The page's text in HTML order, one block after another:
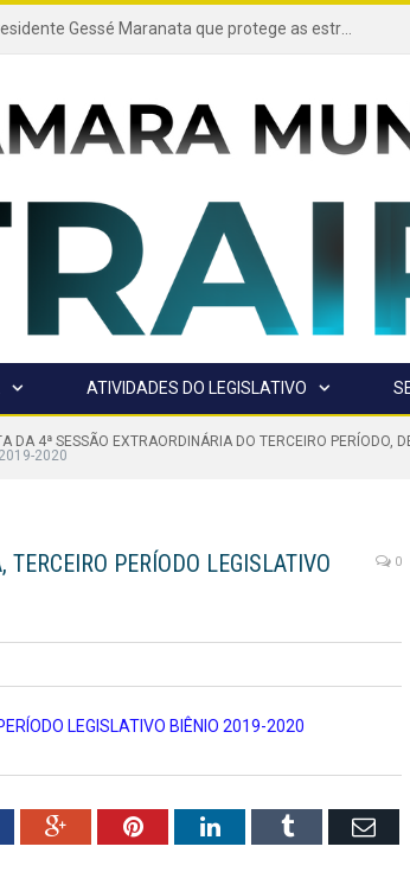
Projeto de autoria do presidente Gessé Maranata que protege as estradas vicinais de Trairão é transformado em lei
ATIVIDADES DO LEGISLATIVO
DA 4ª SESSÃO EXTRAORDINÁRIA DO TERCEIRO PERÍODO,
2020
PERÍODO LEGISLATIVO
0
LEGISLATIVO BIÊNIO 2019-2020
Google+PinterestLinkedInTumblr